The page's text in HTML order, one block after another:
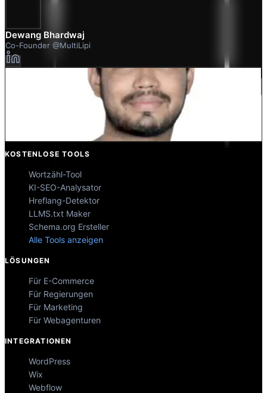
Dewang Bhardwaj
Co-Founder @MultiLipi
Kunal Singh Shekhawat
KOSTENLOSE TOOLS
Wortzähl-Tool
KI-SEO-Analysator
Hreflang-Detektor
LLMS.txt Maker
Schema.org Ersteller
Alle Tools anzeigen
LÖSUNGEN
Für E-Commerce
Für Regierungen
Für Marketing
Für Webagenturen
INTEGRATIONEN
WordPress
Wix
Webflow